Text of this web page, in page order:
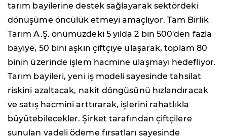
tarım bayilerine destek sağlayarak sektördeki
dönüşüme öncülük etmeyi amaçlıyor. Tam Birlik
Tarım A.Ş. önümüzdeki 5 yılda 2 bin 500'den fazla
bayiye, 50 bini aşkın çiftçiye ulaşarak, toplam 80
binin üzerinde işlem hacmine ulaşmayı hedefliyor.
Tarım bayileri, yeni iş modeli sayesinde tahsilat
riskini azaltacak, nakit döngüsünü hızlandıracak
ve satış hacmini arttırarak, işlerini rahatlıkla
büyütebilecekler. Şirket tarafından çiftçilere
sunulan vadeli ödeme fırsatları sayesinde